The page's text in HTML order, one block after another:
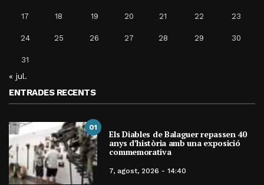
17 18 19 20 21 22 23
24 25 26 27 28 29 30
31
« jul.
ENTRADES RECENTS
01
Els Diables de Balaguer repassen 40
anys d’història amb una exposició
commemorativa
7, agost, 2026 - 14:40